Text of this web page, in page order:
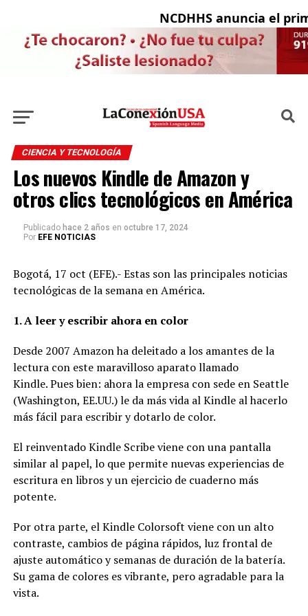
NCDHHS anuncia el
CIENCIA Y TECNOLOGÍA
Los nuevos Kindle de Amazon y
otros clics tecnológicos en América
Publicado hace 2 años en octubre 17, 2024
Por EFE NOTICIAS
Bogotá, 17 oct (EFE).- Estas son las principales noticias
tecnológicas de la semana en América.
1. A leer y escribir ahora en color
Desde 2007 Amazon ha deleitado a los amantes de la
lectura con este maravilloso aparato llamado
Kindle. Pues bien: ahora la empresa con sede en Seattle
(Washington, EE.UU.) le da más vida al Kindle al hacerlo
más fácil para escribir y dotarlo de color.
El reinventado Kindle Scribe viene con una pantalla
similar al papel, lo que permite nuevas experiencias de
escritura en libros y un ejercicio de cuaderno más
potente.
Por otra parte, el Kindle Colorsoft viene con un alto
contraste, cambios de página rápidos, luz frontal de
ajuste automático y semanas de duración de la batería.
Su gama de colores es vibrante, pero agradable para la
vista.